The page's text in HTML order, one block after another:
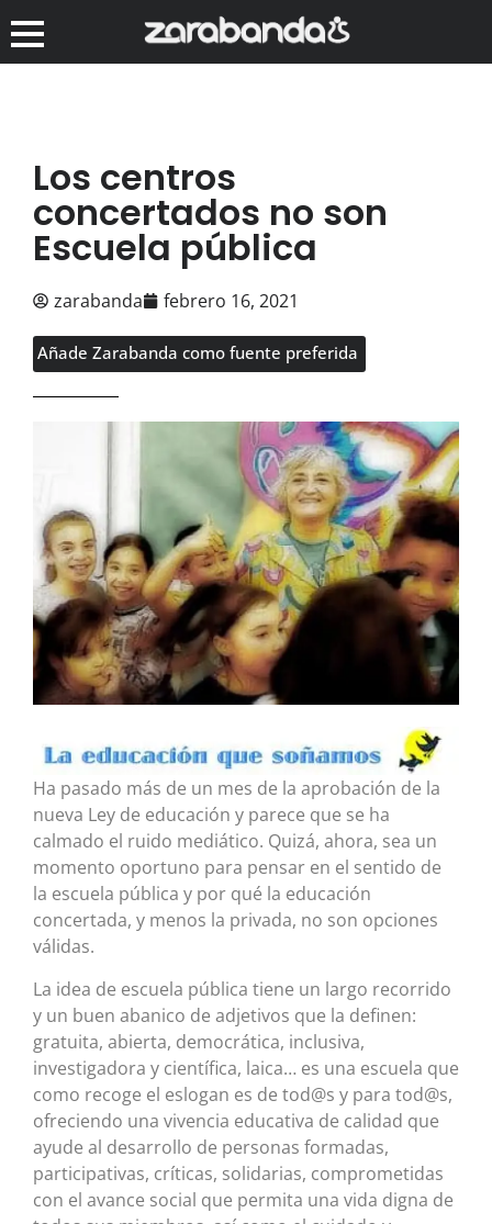
Los centros
concertados no son
Escuela pública
zarabanda febrero 16, 2021
Añade Zarabanda como fuente preferida
Ha pasado más de un mes de la aprobación de la
nueva Ley de educación y parece que se ha
calmado el ruido mediático. Quizá, ahora, sea un
momento oportuno para pensar en el sentido de
la escuela pública y por qué la educación
concertada, y menos la privada, no son opciones
válidas.
La idea de escuela pública tiene un largo recorrido
y un buen abanico de adjetivos que la definen:
gratuita, abierta, democrática, inclusiva,
investigadora y científica, laica… es una escuela que
como recoge el eslogan es de tod@s y para tod@s,
ofreciendo una vivencia educativa de calidad que
ayude al desarrollo de personas formadas,
participativas, críticas, solidarias, comprometidas
con el avance social que permita una vida digna de